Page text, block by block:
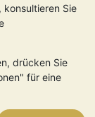
Sie
drücken Sie
für eine
kann sowohl
Garantie
Webseiten